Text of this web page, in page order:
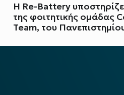
Η Re-Battery
της φοιτητικής ομάδας
Team, του